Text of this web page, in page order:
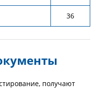
36
получают